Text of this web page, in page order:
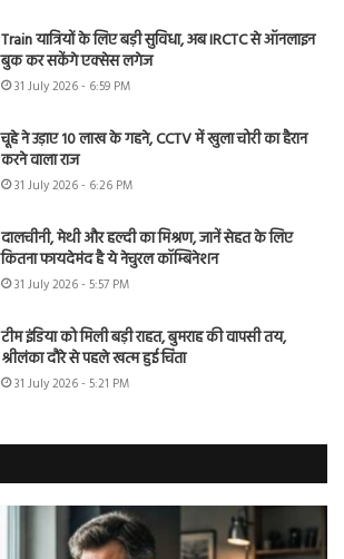
Train यात्रियों के लिए बड़ी सुविधा, अब IRCTC से ऑनलाइन
बुक कर सकेंगे एक्सेस लगेज
31 July 2026 - 6:59 PM
चूहे ने उड़ाए 10 लाख के गहने, CCTV में खुला चोरी का हैरान
करने वाला राज
31 July 2026 - 6:26 PM
दालचीनी, मेथी और हल्दी का मिश्रण, जानें सेहत के लिए
कितना फायदेमंद है ये नेचुरल कॉम्बिनेशन
31 July 2026 - 5:57 PM
टीम इंडिया को मिली बड़ी राहत, बुमराह की वापसी तय,
श्रीलंका दौरे से पहले खत्म हुई चिंता
31 July 2026 - 5:21 PM